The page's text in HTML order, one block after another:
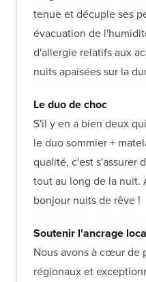
tenue et décuple ses
évacuation de
d'allergie relatifs aux
nuits apaisées sur la
Le duo de choc
S'il y en a bien deux
le duo sommier +
qualité, c'est s'assurer
tout au long de la nuit.
bonjour nuits de rêve !
Soutenir l'ancrage
Nous avons à cœur de
régionaux et